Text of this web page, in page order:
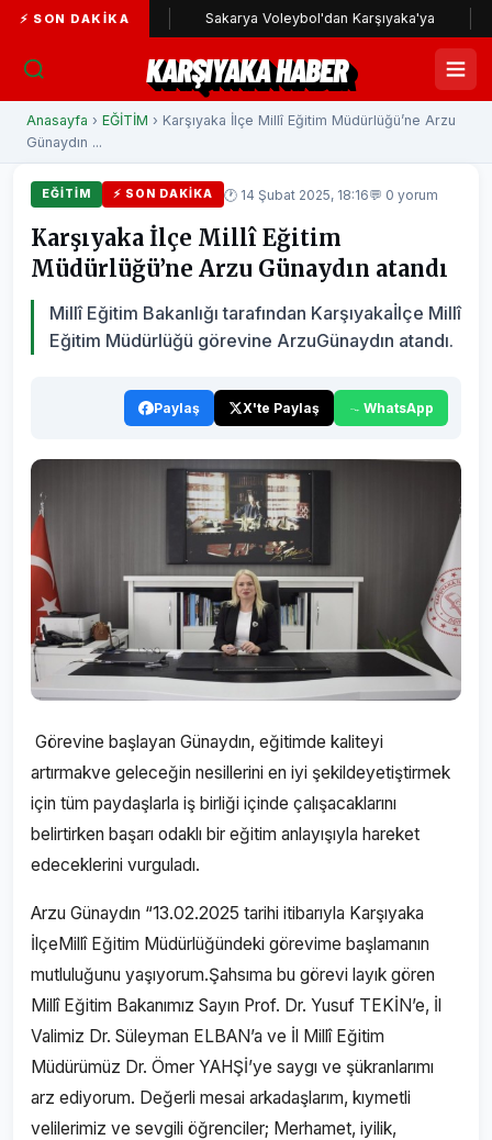
⚡ SON DAKIKA
yolunda Sakarya Voleybol'dan Karşıyaka'ya
KARŞIYAKA HABER
Anasayfa › EĞİTİM › Karşıyaka İlçe Millî Eğitim Müdürlüğü’ne Arzu
Günaydın ...
EĞİTİM ⚡ SON DAKIKA 🕐 14 Şubat 2025, 18:16💬 0 yorum
Karşıyaka İlçe Millî Eğitim
Müdürlüğü’ne Arzu Günaydın atandı
Millî Eğitim Bakanlığı tarafından Karşıyakaİlçe Millî
Eğitim Müdürlüğü görevine ArzuGünaydın atandı.
Paylaş X'te Paylaş WhatsApp
Görevine başlayan Günaydın, eğitimde kaliteyi
artırmakve geleceğin nesillerini en iyi şekildeyetiştirmek
için tüm paydaşlarla iş birliği içinde çalışacaklarını
belirtirken başarı odaklı bir eğitim anlayışıyla hareket
edeceklerini vurguladı.
Arzu Günaydın “13.02.2025 tarihi itibarıyla Karşıyaka
İlçeMillî Eğitim Müdürlüğündeki görevime başlamanın
mutluluğunu yaşıyorum.Şahsıma bu görevi layık gören
Millî Eğitim Bakanımız Sayın Prof. Dr. Yusuf TEKİN’e, İl
Valimiz Dr. Süleyman ELBAN’a ve İl Millî Eğitim
Müdürümüz Dr. Ömer YAHŞİ’ye saygı ve şükranlarımı
arz ediyorum. Değerli mesai arkadaşlarım, kıymetli
velilerimiz ve sevgili öğrenciler; Merhamet, iyilik,